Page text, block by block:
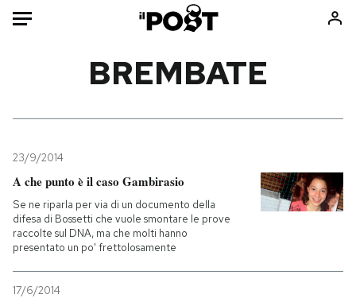
Mondo
Politica
Tecnologia
Internet
Scienza
Cultura
Economia
Consumismi
Storie/Idee
Ok Boomer!
Europa
BREMBATE
23/9/2014
A che punto è il caso Gambirasio
Se ne riparla per via di un documento della
difesa di Bossetti che vuole smontare le prove
raccolte sul DNA, ma che molti hanno
presentato un po' frettolosamente
17/6/2014